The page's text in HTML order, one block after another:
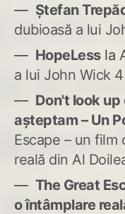
Ștefan
dubioasă a lui
HopeLessla
a lui John Wick 4
Don't look
așteptam – Un
Escape – un film
reală din Al
The Great
o întâmplare